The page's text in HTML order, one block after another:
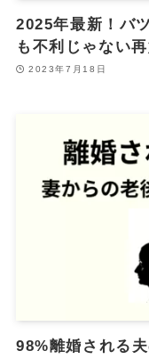
2025年最新！バ
も不利じゃない
2023年7月18日
98%離婚される